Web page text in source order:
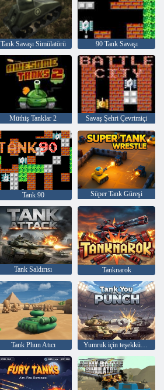
Tank Savaşı Simülatörü 90 Tank Savaşı
Müthiş Tanklar 2 Savaş Şehri Çevrimiçi
Tank 90 Süper Tank Güreşi
Tank Saldırısı Tanknarok
Tank Phun Atıcı Yumruk için teşekkür ederim